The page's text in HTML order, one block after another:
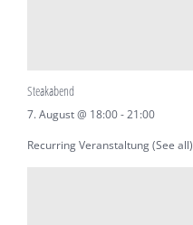
Steakabend
7. August @ 18:00-21:00
Recurring Veranstaltung(See all)